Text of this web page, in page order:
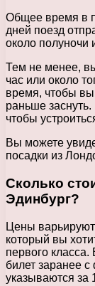
Общее время в
дней поезд
около полуночи
Тем не менее,
час или около
время, чтобы
раньше
чтобы
Вы можете
посадки из
Сколько
Эдинбург?
Цены
который вы
первого
билет заранее
указываются за